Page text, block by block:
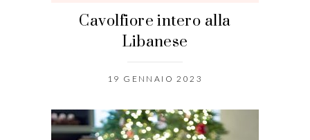
Cavolfiore intero alla
Libanese
19 GENNAIO 2023